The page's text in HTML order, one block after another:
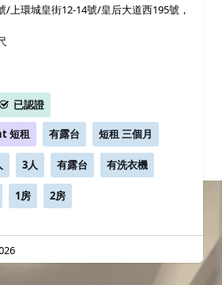
/上環城皇街12-14號/皇后大道西195號，
已認證
短租 有露台 短租 三個月
3人 有露台 有洗衣機
1房 2房